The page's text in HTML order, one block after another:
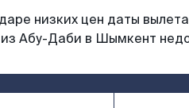
низких цен даты
из Абу-Даби в Шымкент